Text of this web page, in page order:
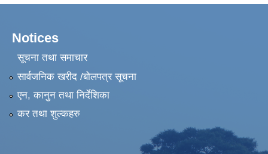
Notices
सूचना तथा समाचार
सार्वजनिक खरीद /बोलपत्र सूचना
एन, कानुन तथा निर्देशिका
कर तथा शुल्कहरु